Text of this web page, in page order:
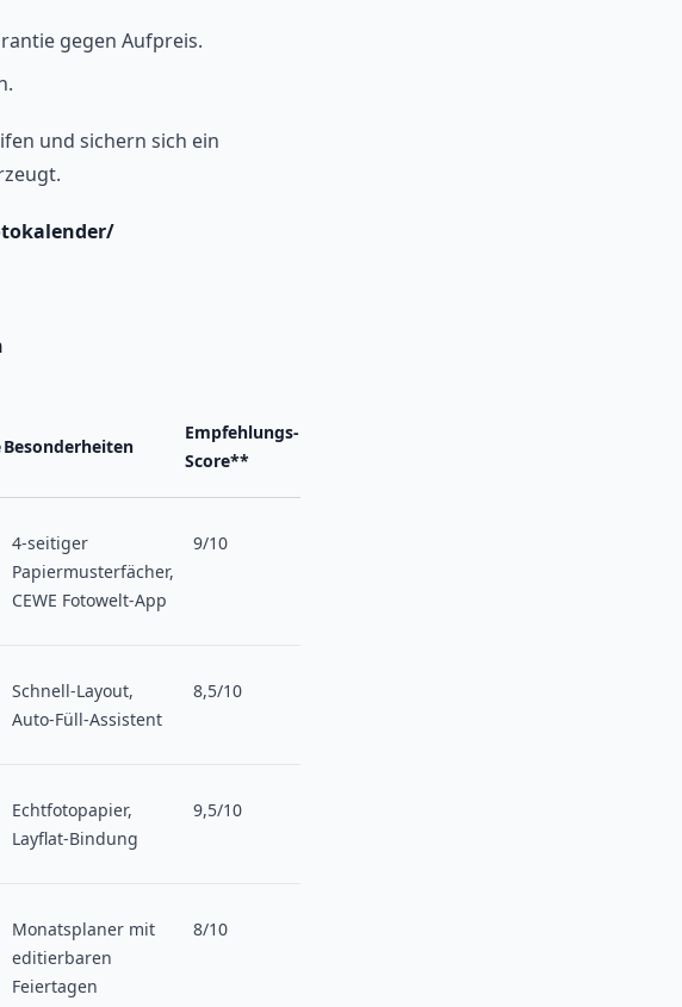
gegen Aufpreis.
und sichern sich ein
Besonderheiten
Empfehlungs-
Score**
4-seitiger
Papiermusterfächer,
CEWE Fotowelt-App
9/10
Schnell-Layout,
Auto-Füll-Assistent
8,5/10
Echtfotopapier,
Layflat-Bindung
9,5/10
Monatsplaner mit
editierbaren
Feiertagen
8/10